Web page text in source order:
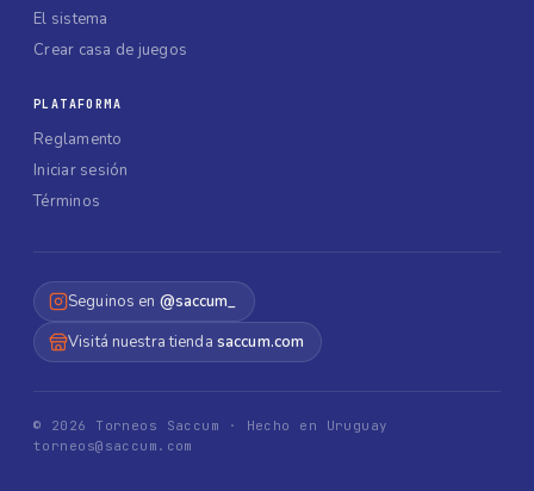
El sistema
Crear casa de juegos
PLATAFORMA
Reglamento
Iniciar sesión
Términos
Seguinos en @saccum_
Visitá nuestra tienda saccum.com
© 2026
Torneos Saccum · Hecho en Uruguay
torneos@saccum.com